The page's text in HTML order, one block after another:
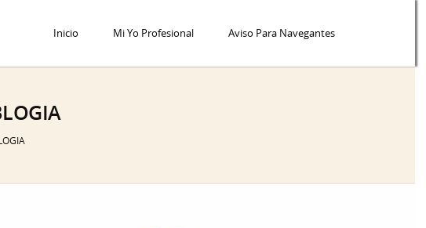
Inicio Mi Yo Profesional Aviso Para Navegantes